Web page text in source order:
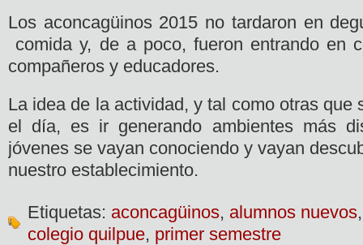
Los aconcagüinos 2015 no tardaron en
comida y, de a poco, fueron entrando en
compañeros y educadores.
La idea de la actividad, y tal como otras que
el día, es ir generando ambientes más
jóvenes se vayan conociendo y vayan
nuestro establecimiento.
Etiquetas: aconcagüinos, alumnos nuevos
colegio quilpue, primer semestre